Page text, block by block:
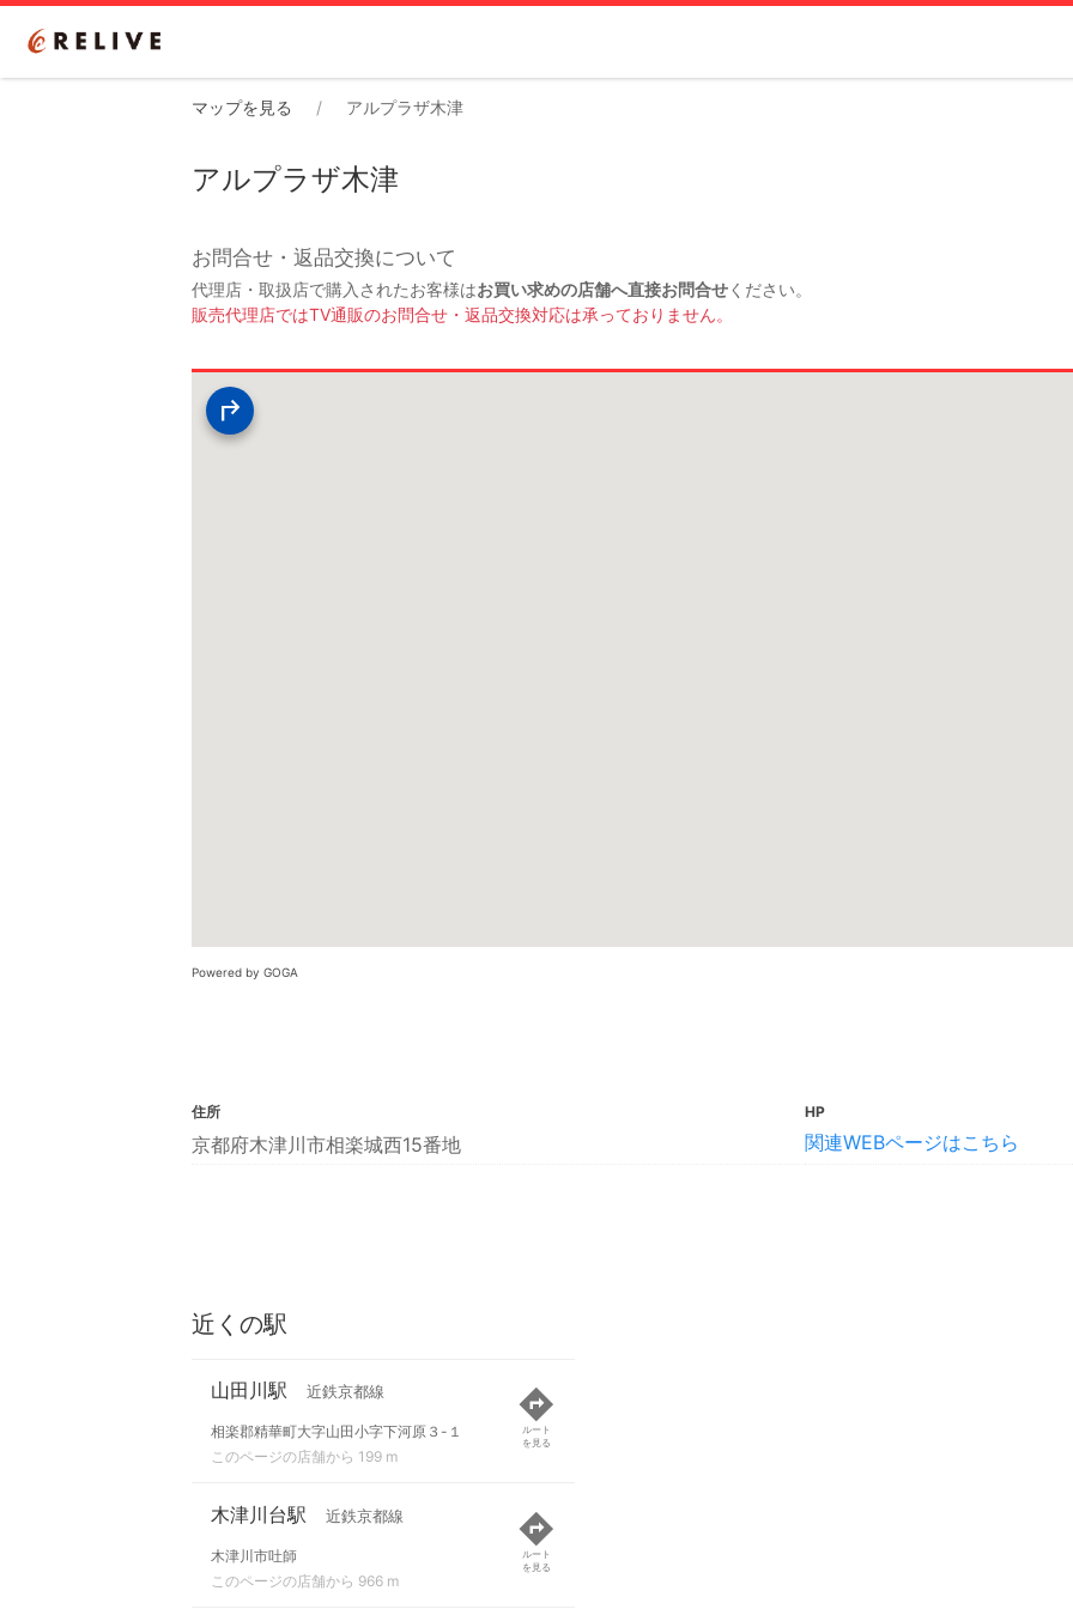
マップを見る アルプラザ木津
アルプラザ木津
お問合せ・返品交換について
代理店・取扱店で購入されたお客様はお買い求めの店舗へ直接お問合せください。
販売代理店ではTV通販のお問合せ・返品交換対応は承っておりません。
Powered by GOGA
住所
京都府木津川市相楽城西15番地
HP
関連WEBページはこちら
近くの駅
山田川駅 近鉄京都線
相楽郡精華町大字山田小字下河原３-１
このページの店舗から 199 m
ルート
を見る
木津川台駅 近鉄京都線
木津川市吐師
このページの店舗から 966 m
ルート
を見る